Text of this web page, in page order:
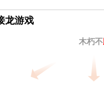
龙游戏
木朽不